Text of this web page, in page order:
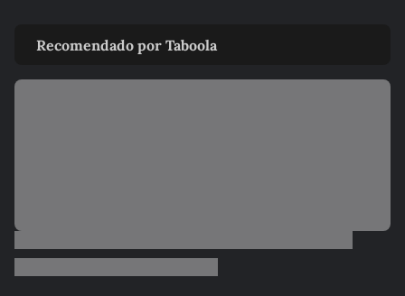
PT voltar para o Ceará e é...
ELEIÇÕES
diz Alfredo Gaspar a...
Recomendado por Taboola